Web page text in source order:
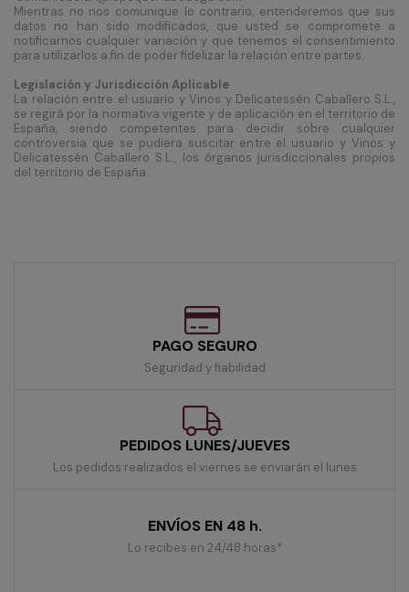
Mientras no nos comunique lo contrario, entenderemos que sus
datos no han sido modificados, que usted se compromete a
notificarnos cualquier variación y que tenemos el consentimiento
para utilizarlos a fin de poder fidelizar la relación entre partes.
Legislación y Jurisdicción Aplicable
La relación entre el usuario y Vinos y Delicatessén Caballero S.L.,
se regirá por la normativa vigente y de aplicación en el territorio de
España, siendo competentes para decidir sobre cualquier
controversia que se pudiera suscitar entre el usuario y Vinos y
Delicatessén Caballero S.L., los órganos jurisdiccionales propios
del territorio de España.
PAGO SEGURO
Seguridad y fiabilidad
PEDIDOS LUNES/JUEVES
Los pedidos realizados el viernes se enviarán el lunes
ENVÍOS EN 48 h.
Lo recibes en 24/48 horas*